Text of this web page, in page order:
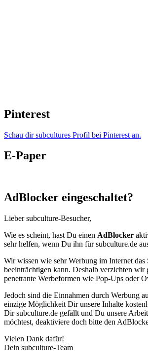
Pinterest
Schau dir subcultures Profil bei Pinterest an.
E-Paper
AdBlocker eingeschaltet?
Lieber subculture-Besucher,
Wie es scheint, hast Du einen AdBlocker
sehr helfen, wenn Du ihn für subculture.de
Wir wissen wie sehr Werbung im Internet
beeinträchtigen kann. Deshalb verzichten wir
penetrante Werbeformen wie Pop-Ups oder
Jedoch sind die Einnahmen durch Werbung
einzige Möglichkeit Dir unsere Inhalte
Dir subculture.de gefällt und Du unsere
möchtest, deaktiviere doch bitte den
Vielen Dank dafür!
Dein subculture-Team